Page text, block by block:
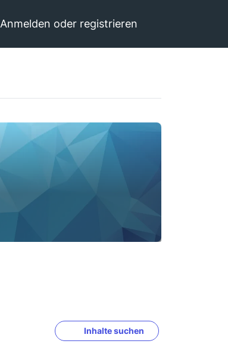
Anmelden oder registrieren
Inhalte suchen